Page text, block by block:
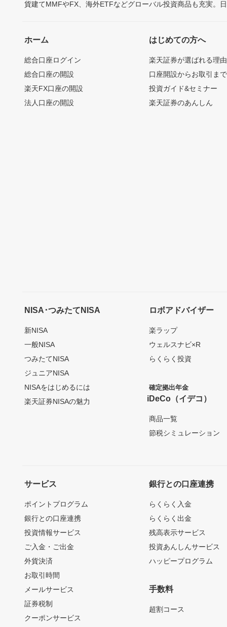
貨建てMMFやFX、海外ETFなどグローバル投資商品も充実。
ホーム
総合口座ログイン
総合口座の開設
楽天FX口座の開設
法人口座の開設
はじめての方へ
楽天証券が選ばれる理由
口座開設からお取引ま
投資ガイド&セミナー
楽天証券のあんしん
NISA･つみたてNISA
新NISA
一般NISA
つみたてNISA
ジュニアNISA
NISAをはじめるには
楽天証券NISAの魅力
ロボアドバイザー
楽ラップ
ウェルスナビ×R
らくらく投資
確定拠出年金
iDeCo（イデコ）
商品一覧
節税シミュレーション
サービス
ポイントプログラム
銀行との口座連携
投資情報サービス
ご入金・ご出金
外貨決済
お取引時間
メールサービス
証券税制
クーポンサービス
銀行との口座連携
らくらく入金
らくらく出金
残高表示サービス
投資あんしんサービス
ハッピープログラム
手数料
超割コース